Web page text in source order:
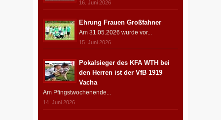
16. Juni 2026
Ehrung Frauen Großfahner
Am 31.05.2026 wurde vor...
15. Juni 2026
Pokalsieger des KFA WTH bei
den Herren ist der VfB 1919
Vacha
Am Pfingstwochenende...
14. Juni 2026